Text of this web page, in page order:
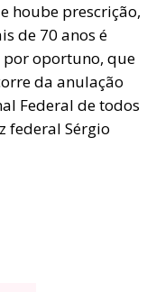
hoube prescrição,
de 70 anos é
por oportuno, que
da anulação
Federal de todos
federal Sérgio